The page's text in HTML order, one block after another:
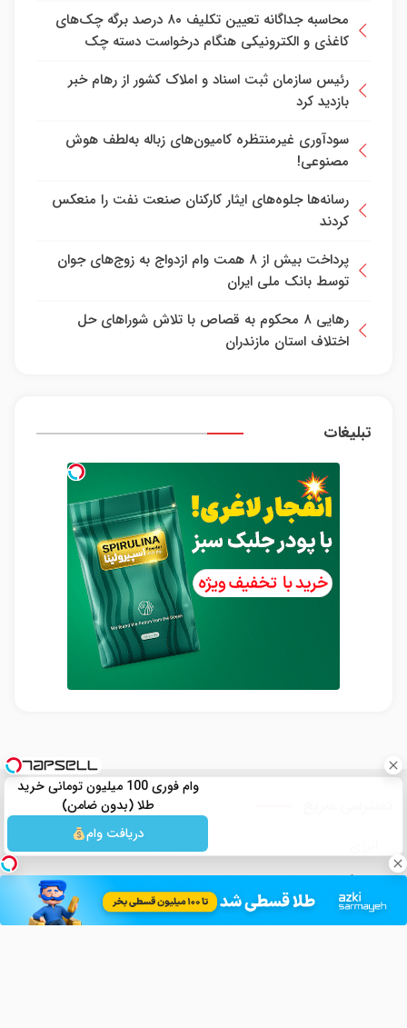
محاسبه جداگانه تعیین تکلیف ۸۰ درصد برگه چک‌های
کاغذی و الکترونیکی هنگام درخواست دسته چک
رئیس سازمان ثبت اسناد و املاک کشور از رهام خبر
بازدید کرد
سودآوری غیرمنتظره کامیون‌های زباله به‌لطف هوش
مصنوعی!
رسانه‌ها جلوه‌های ایثار کارکنان صنعت نفت را منعکس
کردند
پرداخت بیش از ۸ همت وام ازدواج به زوج‌های جوان
توسط بانک ملی ایران
رهایی ۸ محکوم به قصاص با تلاش شورا‌های حل
اختلاف استان مازندران
تبلیغات
فرهنگی
ورزشی
انتخابات
قضائی
وام فوری 100 میلیون تومانی خرید
طلا (بدون ضامن)
دریافت وام